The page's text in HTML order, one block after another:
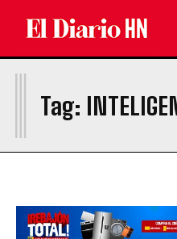
Tag:
I